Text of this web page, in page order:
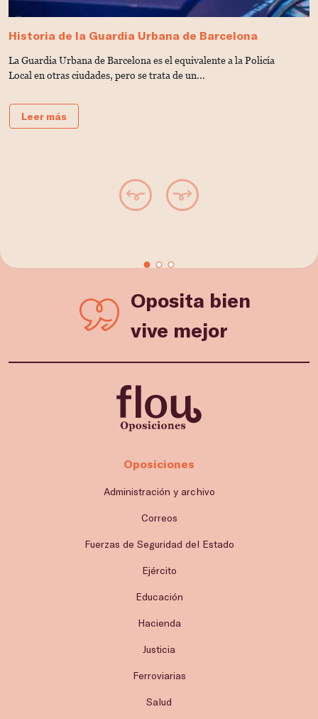
Historia de la Guardia Urbana de Barcelona
La Guardia Urbana de Barcelona es el equivalente a la Policía
Local en otras ciudades, pero se trata de un...
Leer más
Oposita bien
vive mejor
Oposiciones
Administración y archivo
Correos
Fuerzas de Seguridad del Estado
Ejército
Educación
Hacienda
Justicia
Ferroviarias
Salud